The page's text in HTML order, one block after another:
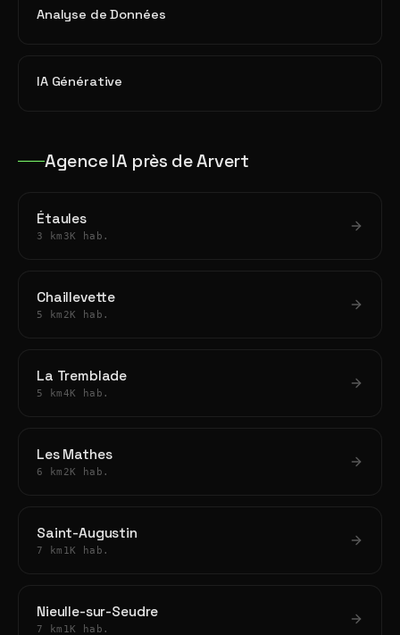
Analyse de Données
IA Générative
Agence IA près de Arvert
Étaules
3 km 3K hab.
Chaillevette
5 km 2K hab.
La Tremblade
5 km4K hab.
Les Mathes
6 km 2K hab.
Saint-Augustin
7 km 1K hab.
Nieulle-sur-Seudre
7 km 1K hab.